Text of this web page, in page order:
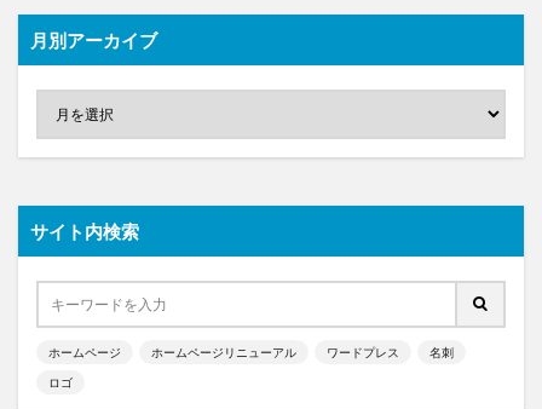
月別アーカイブ
サイト内検索
ホームページ ホームページリニューアル ワードプレス 名刺
ロゴ